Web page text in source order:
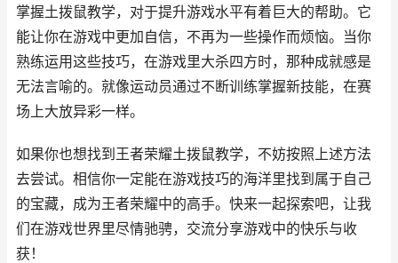
掌握土拨鼠教学，对于提升游戏水平有着巨大的帮助。它
能让你在游戏中更加自信，不再为一些操作而烦恼。当你
熟练运用这些技巧，在游戏里大杀四方时，那种成就感是
无法言喻的。就像运动员通过不断训练掌握新技能，在赛
场上大放异彩一样。
如果你也想找到王者荣耀土拨鼠教学，不妨按照上述方法
去尝试。相信你一定能在游戏技巧的海洋里找到属于自己
的宝藏，成为王者荣耀中的高手。快来一起探索吧，让我
们在游戏世界里尽情驰骋，交流分享游戏中的快乐与收
获！